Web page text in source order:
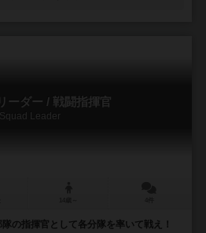
ーダー / 戦闘指揮官
Squad Leader
の指揮官として各分隊を率いて戦え！